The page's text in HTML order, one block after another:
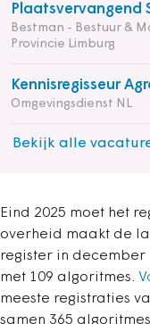
Plaatsvervangend
Bestman - Bestuur &
Provincie Limburg
Kennisregisseur
Omgevingsdienst NL
Bekijk alle
Eind 2025 moet het
overheid maakt de
register in december
met 109 algoritmes.
meeste registraties
samen 365